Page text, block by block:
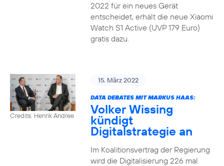
2022 für ein neues Gerät
entscheidet, erhält die neue Xiaomi
Watch S1 Active (UVP 179 Euro)
gratis dazu.
Credits: Henrik Andree
15. März 2022
DATA DEBATES MIT MARKUS HAAS:
Volker Wissing
kündigt
Digitalstrategie an
Im Koalitionsvertrag der Regierung
wird die Digitalisierung 226 mal